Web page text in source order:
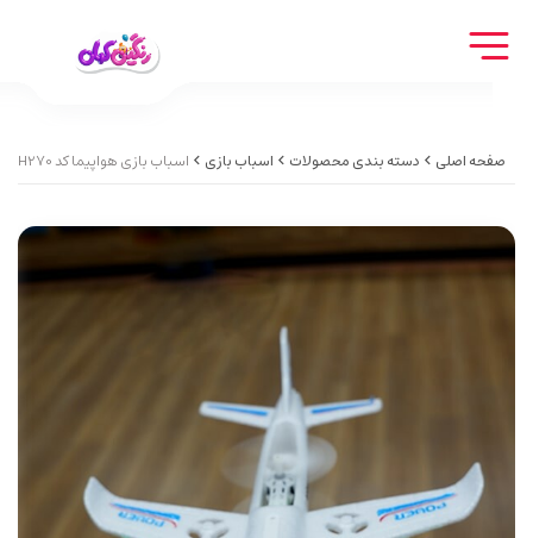
صفحه اصلی دسته بندی محصولات اسباب بازی اسباب بازی هواپیما کد Toy airplane code H270